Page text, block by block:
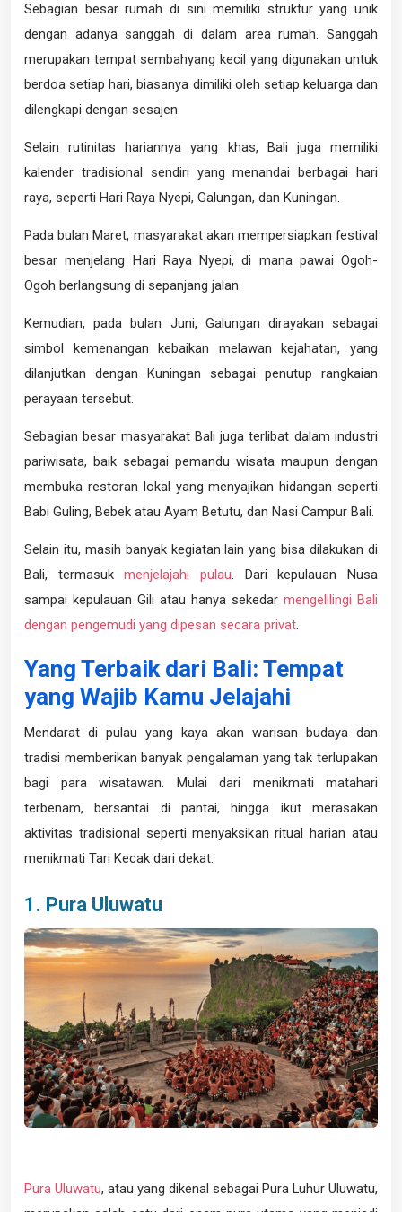
Sebagian besar rumah di sini memiliki struktur yang unik
dengan adanya sanggah di dalam area rumah. Sanggah
merupakan tempat sembahyang kecil yang digunakan untuk
berdoa setiap hari, biasanya dimiliki oleh setiap keluarga dan
dilengkapi dengan sesajen.
Selain rutinitas hariannya yang khas, Bali juga memiliki
kalender tradisional sendiri yang menandai berbagai hari
raya, seperti Hari Raya Nyepi, Galungan, dan Kuningan.
Pada bulan Maret, masyarakat akan mempersiapkan festival
besar menjelang Hari Raya Nyepi, di mana pawai Ogoh-
Ogoh berlangsung di sepanjang jalan.
Kemudian, pada bulan Juni, Galungan dirayakan sebagai
simbol kemenangan kebaikan melawan kejahatan, yang
dilanjutkan dengan Kuningan sebagai penutup rangkaian
perayaan tersebut.
Sebagian besar masyarakat Bali juga terlibat dalam industri
pariwisata, baik sebagai pemandu wisata maupun dengan
membuka restoran lokal yang menyajikan hidangan seperti
Babi Guling, Bebek atau Ayam Betutu, dan Nasi Campur Bali.
Selain itu, masih banyak kegiatan lain yang bisa dilakukan di
Bali, termasukmenjelajahi pulau. Dari kepulauan Nusa
sampai kepulauan Gili atau hanya sekedar mengelilingi Bali
dengan pengemudi yang dipesan secara privat.
Yang Terbaik dari Bali: Tempat
yang Wajib Kamu Jelajahi
Mendarat di pulau yang kaya akan warisan budaya dan
tradisi memberikan banyak pengalaman yang tak terlupakan
bagi para wisatawan. Mulai dari menikmati matahari
terbenam, bersantai di pantai, hingga ikut merasakan
aktivitas tradisional seperti menyaksikan ritual harian atau
menikmati Tari Kecak dari dekat.
1. Pura Uluwatu
Pura Uluwatu, atau yang dikenal sebagai Pura Luhur Uluwatu,